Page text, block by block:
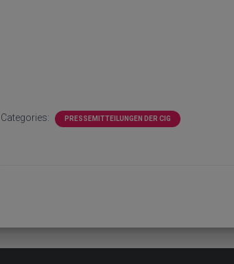
Categories: PRESSEMITTEILUNGEN DER CIG